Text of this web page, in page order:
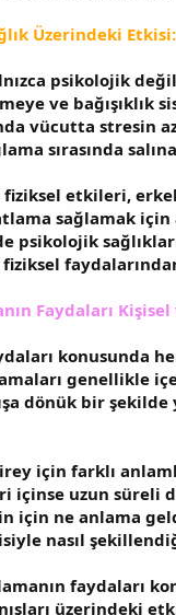
Üzerindeki
psikolojik
ve
vücutta stresin
sırasında
fiziksel etkileri,
sağlamak için
psikolojik
fiziksel
Faydaları
konusunda
genellikle
dönük bir
için farklı
içinse uzun süreli
için ne anlama
nasıl
faydaları
üzerindeki